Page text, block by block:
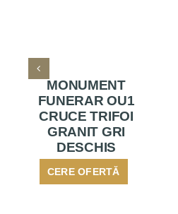
MONUMENT
FUNERAR OU1
CRUCE TRIFOI
GRANIT GRI
DESCHIS
CERE OFERTĂ